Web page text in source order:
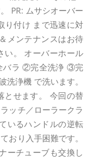
PR: ムサシオーバー
り付け まで迅速に対
メンテナンスはお待
い。 オーバーホール
バラ ②完全洗浄 ③完
浄機 で洗います。
とせます。 今回の替
ッチ／ローラークラ
いるハンドルの逆転
おり入手困難です。
ーチューブも交換し